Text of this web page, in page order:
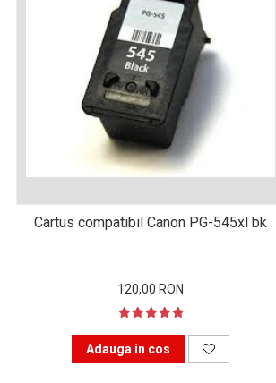
Xerox DocuCentre SC2020
– Noi perspective de
imprimare în epoca digitală
Imprimarea 3D – ce ne
așteaptă în următorii 10
10 site-uri pe care îți vei
petrece timpul în mod
Care sunt cele mai bune
de ce?
5 site-uri pe care să le
alege o imprimantă bună
Înlocuirea, în siguranță, a
cartușului pentru
imprimantă: 9 momente
Cartus compatibil Canon PG-545xl bk
120,00 RON
Adauga in cos